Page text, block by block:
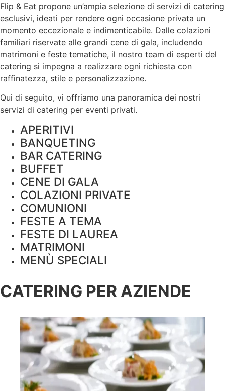
Flip & Eat propone un’ampia selezione di servizi di catering
esclusivi, ideati per rendere ogni occasione privata un
momento eccezionale e indimenticabile. Dalle colazioni
familiari riservate alle grandi cene di gala, includendo
matrimoni e feste tematiche, il nostro team di esperti del
catering si impegna a realizzare ogni richiesta con
raffinatezza, stile e personalizzazione.
Qui di seguito, vi offriamo una panoramica dei nostri
servizi di catering per eventi privati.
APERITIVI
BANQUETING
BAR CATERING
BUFFET
CENE DI GALA
COLAZIONI PRIVATE
COMUNIONI
FESTE A TEMA
FESTE DI LAUREA
MATRIMONI
MENÙ SPECIALI
CATERING PER AZIENDE